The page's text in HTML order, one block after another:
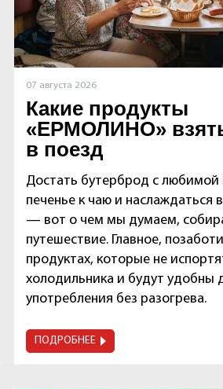
07 августа 2026
Какие продукты
«ЕРМОЛИНО»
в поезд
Достать бутерброд с любимой
печенье к чаю и наслаждаться
— вот о чем мы думаем,
путешествие. Главное,
продуктах, которые не
холодильника и будут удобны
употребления без разогрева.
ПОДРОБНЕЕ